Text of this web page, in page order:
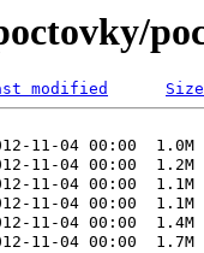
modified Size